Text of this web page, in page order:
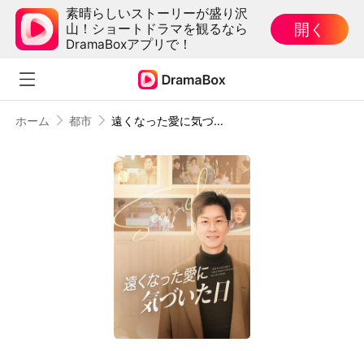
素晴らしいストーリーが盛り沢
山！ショートドラマを観るなら
DramaBoxアプリで！
開く
ホーム 都市 遠くなった愛に気づいた日（日本語吹替版）